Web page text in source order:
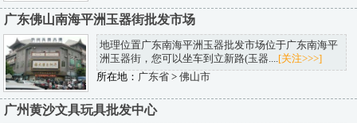
广东佛山南海平洲玉器街批发市场
地理位置广东南海平洲玉器批发市场位于广东南海平
洲玉器街，您可以坐车到立新路(玉器.... [关注>>>]
所在地： 广东省> 佛山市
广州黄沙文具玩具批发中心